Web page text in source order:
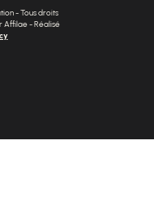
- Tous droits
Affilae - Réalisé